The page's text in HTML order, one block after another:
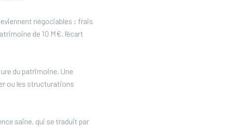
négociables : frais
de 10 M€, l'écart
du patrimoine. Une
ou les structurations
saine, qui se traduit par